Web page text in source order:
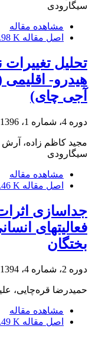
سیگارودی
مشاهده مقاله
اصل مقاله K
تحلیل تغییرات
هیدرو-
آجی چای)
دوره 4، شماره 1، 1396، صفحه
مجید کاظم زاده، آرش
سیگارودی
مشاهده مقاله
اصل مقاله K
جدا‏سازی
فعالیت‏‏های
بختگان
دوره 2، شماره 4، 1394، صفحه
حمیدرضا قره‌چایی،
مشاهده مقاله
اصل مقاله K